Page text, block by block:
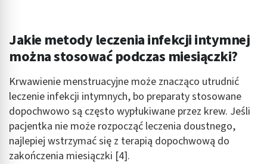
Jakie metody leczenia infekcji intymnej
można stosować podczas miesiączki?
Krwawienie menstruacyjne może znacząco utrudnić
leczenie infekcji intymnych, bo preparaty stosowane
dopochwowo są często wypłukiwane przez krew. Jeśli
pacjentka nie może rozpocząć leczenia doustnego,
najlepiej wstrzymać się z terapią dopochwową do
zakończenia miesiączki [4].